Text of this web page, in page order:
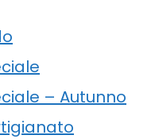
– Autunno